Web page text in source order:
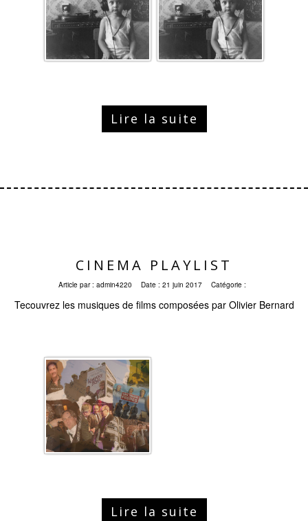
Lire la suite
CINEMA PLAYLIST
Article par : admin4220 Date : 21 juin 2017 Catégorie :
Tecouvrez les musiques de films composées par Olivier Bernard
Lire la suite